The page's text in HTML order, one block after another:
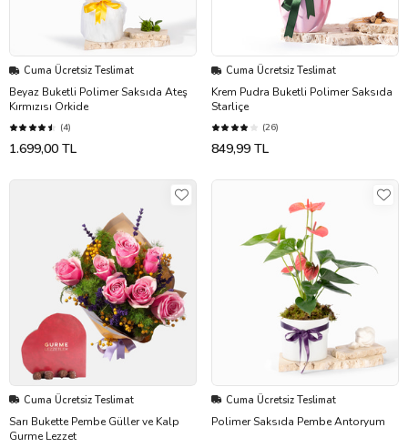
Cuma Ücretsiz Teslimat
Beyaz Buketli Polimer Saksıda Ateş
Kırmızısı Orkide
(4)
1.699,00 TL
Cuma Ücretsiz Teslimat
Krem Pudra Buketli Polimer Saksıda
Starliçe
(26)
849,99 TL
Cuma Ücretsiz Teslimat
Sarı Bukette Pembe Güller ve Kalp
Gurme Lezzet
Cuma Ücretsiz Teslimat
Polimer Saksıda Pembe Antoryum